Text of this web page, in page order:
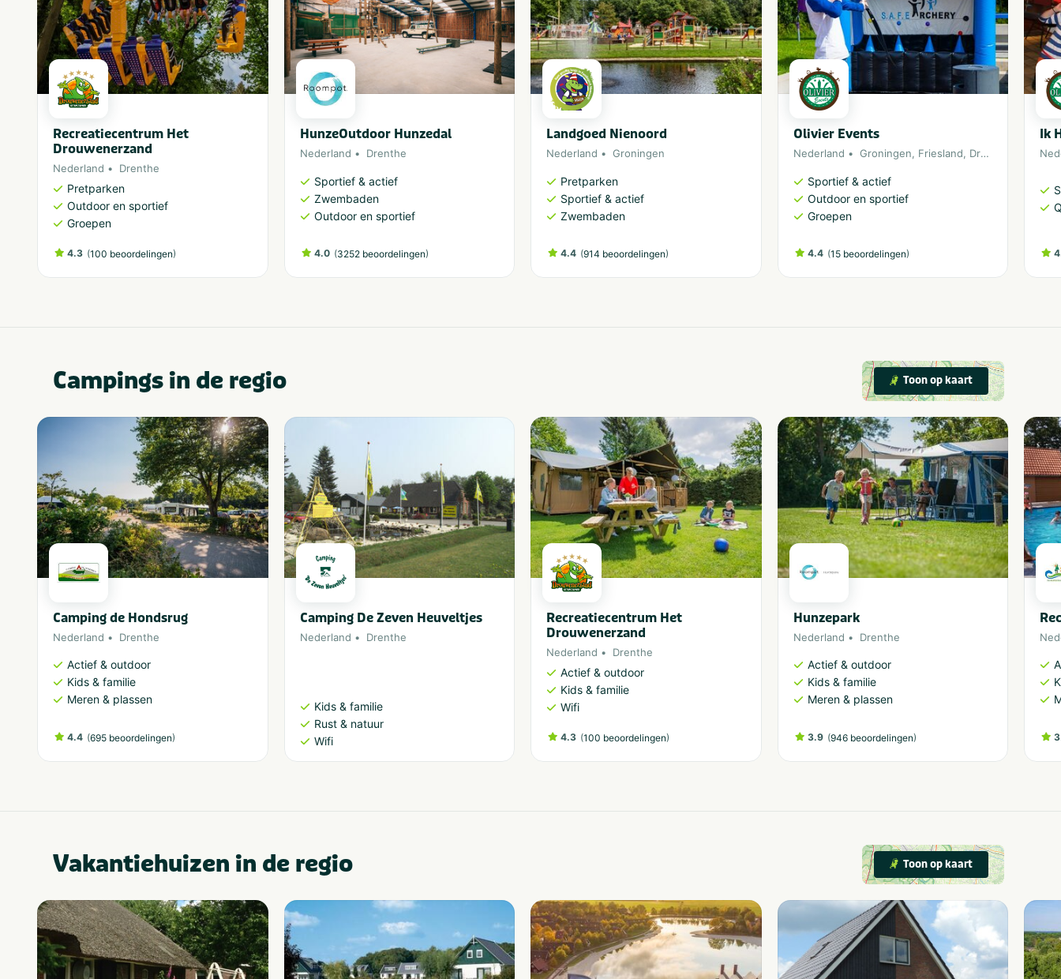
Recreatiecentrum Het
Drouwenerzand
Nederland Drenthe
Pretparken
Outdoor en sportief
Groepen
4.3 (100 beoordelingen)
HunzeOutdoor Hunzedal
Nederland Drenthe
Sportief & actief
Zwembaden
Outdoor en sportief
4.0 (3252 beoordelingen)
Landgoed Nienoord
Nederland Groningen
Pretparken
Sportief & actief
Zwembaden
4.4 (914 beoordelingen)
Olivier Events
Nederland Groningen, Friesland, Drenthe
Sportief & actief
Outdoor en sportief
Groepen
4.4 (15 beoordelingen)
Ik
Campings in de regio Toon op kaart
Camping de Hondsrug
Nederland Drenthe
Actief & outdoor
Kids & familie
Meren & plassen
4.4 (695 beoordelingen)
Camping De Zeven Heuveltjes
Nederland Drenthe
Kids & familie
Rust & natuur
Wifi
Recreatiecentrum Het
Drouwenerzand
Nederland Drenthe
Actief & outdoor
Kids & familie
Wifi
4.3 (100 beoordelingen)
Hunzepark
Nederland Drenthe
Actief & outdoor
Kids & familie
Meren & plassen
3.9 (946 beoordelingen)
Vakantiehuizen in de regio Toon op kaart